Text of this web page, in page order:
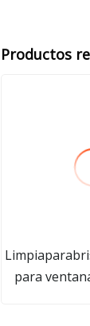
Productos
para